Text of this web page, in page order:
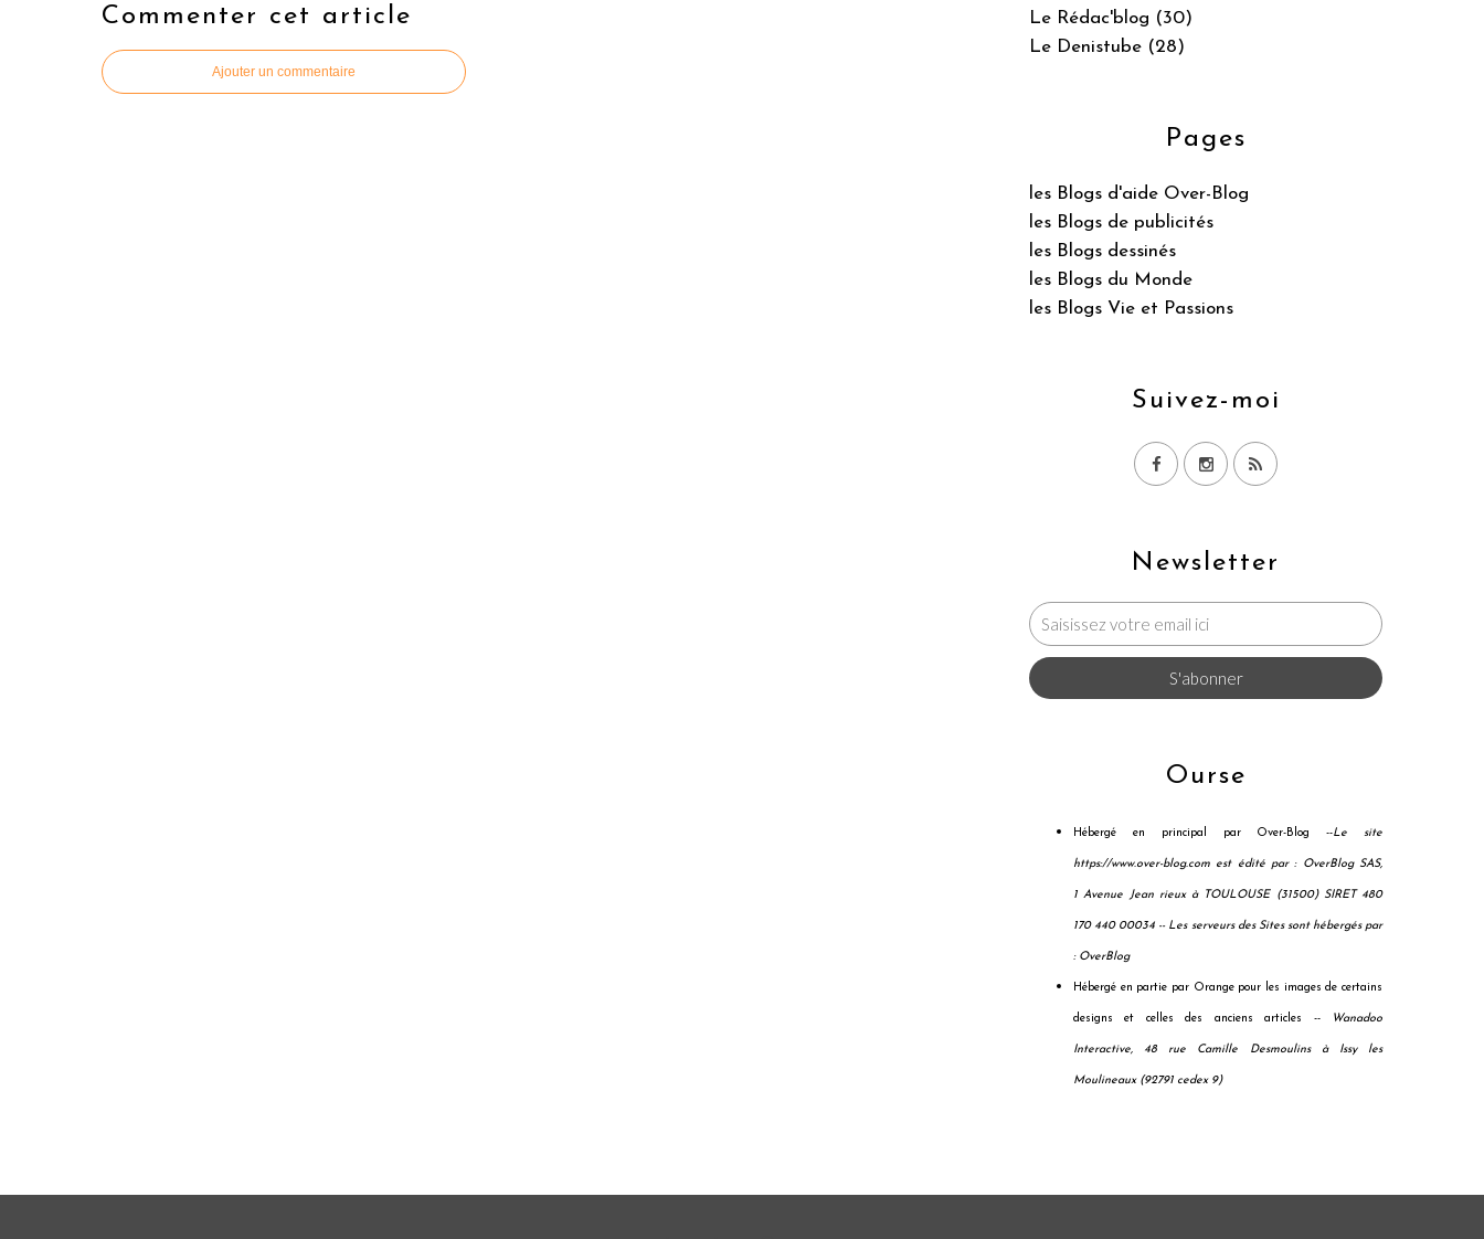
Commenter cet article
Ajouter un commentaire
Newsletter
Le Rédac'blog (30)
Le Denistube (28)
Pages
les Blogs d'aide Over-Blog
les Blogs de publicités
les Blogs dessinés
les Blogs du Monde
les Blogs Vie et Passions
Suivez-moi
Ourse
Hébergé en principal par Over-Blog --Le site
https://www.over-blog.com est édité par : OverBlog SAS,
1 Avenue Jean rieux à TOULOUSE (31500) SIRET 480
170 440 00034 -- Les serveurs des Sites sont hébergés par
: OverBlog
Hébergé en partie par Orange pour les images de certains
designs et celles des anciens articles -- Wanadoo
Interactive, 48 rue Camille Desmoulins à Issy les
Moulineaux (92791 cedex 9)